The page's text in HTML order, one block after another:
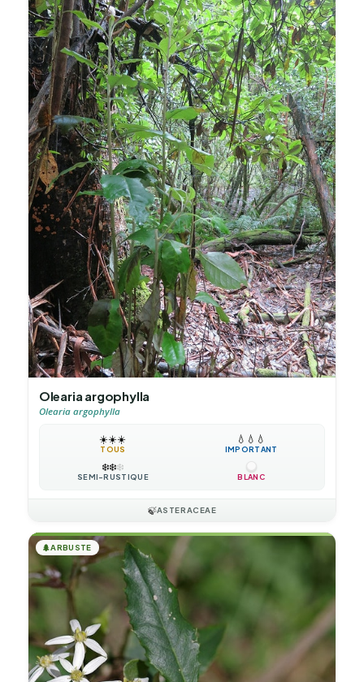
Olearia argophylla
Olearia argophylla
☀️☀️☀️
TOUS
💧 💧 💧
IMPORTANT
❄️❄️❄️
SEMI-RUSTIQUE BLANC
🍃ASTERACEAE
🌲ARBUSTE